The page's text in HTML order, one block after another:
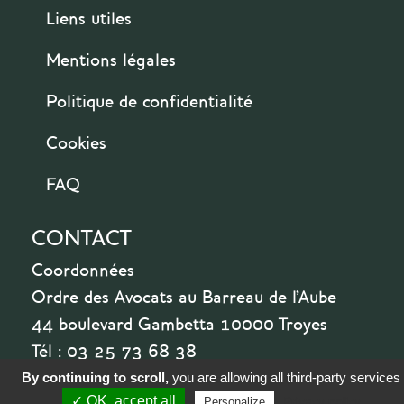
Liens utiles
Mentions légales
Politique de confidentialité
Cookies
FAQ
CONTACT
Coordonnées
Ordre des Avocats au Barreau de l'Aube
44 boulevard Gambetta 10000 Troyes
Tél : 03 25 73 68 38
By continuing to scroll, you are allowing all third-party services
✓ OK, accept all